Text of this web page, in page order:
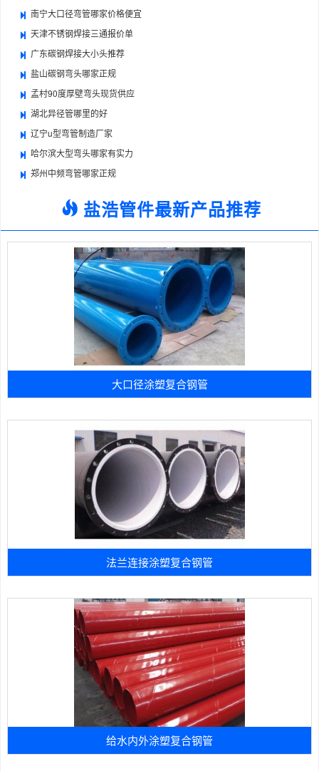
南宁大口径弯管哪家价格便宜
天津不锈钢焊接三通报价单
广东碳钢焊接大小头推荐
盐山碳钢弯头哪家正规
孟村90度厚壁弯头现货供应
湖北异径管哪里的好
辽宁u型弯管制造厂家
哈尔滨大型弯头哪家有实力
郑州中频弯管哪家正规
盐浩管件最新产品推荐
大口径涂塑复合钢管
法兰连接涂塑复合钢管
给水内外涂塑复合钢管